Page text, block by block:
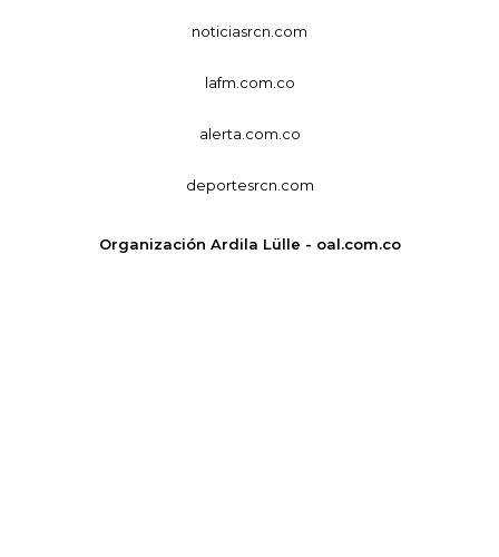
noticiasrcn.com
lafm.com.co
alerta.com.co
deportesrcn.com
Organización Ardila Lülle - oal.com.co